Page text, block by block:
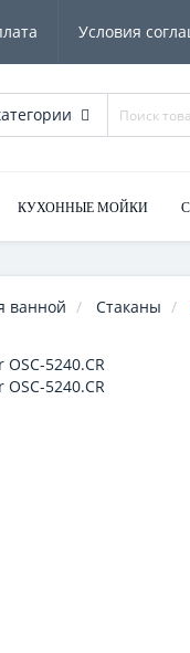
Условия
КУХОННЫЕ МОЙКИ
ванной Стаканы